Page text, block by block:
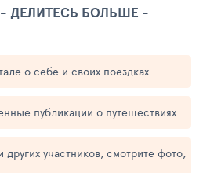
ДЕЛИТЕСЬ БОЛЬШЕ -
о себе и своих поездках
публикации о путешествиях
других участников, смотрите фото,